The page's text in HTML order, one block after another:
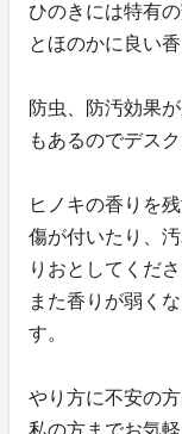
ひのきには特有
とほのかに良い
防虫、防汚効果
もあるのでデス
ヒノキの香りを
傷が付いたり、
りおとしてくださ
また香りが弱く
す。
やり方に不安の